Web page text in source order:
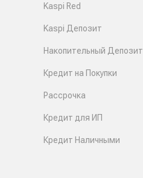
Kaspi Red
Kaspi Депозит
Накопительный Депозит
Кредит на Покупки
Рассрочка
Кредит для ИП
Кредит Наличными